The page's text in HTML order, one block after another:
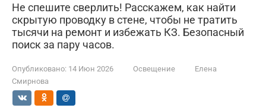
Не спешите сверлить! Расскажем, как найти
скрытую проводку в стене, чтобы не тратить
тысячи на ремонт и избежать КЗ. Безопасный
поиск за пару часов.
Опубликовано: 14 Июн 2026 Освещение
Елена
Смирнова